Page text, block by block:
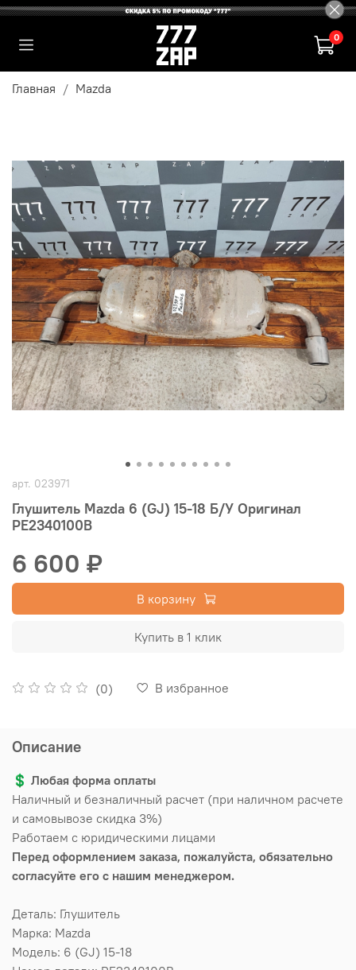
0
Главная Mazda
арт. 023971
Глушитель Mazda 6 (GJ) 15-18 Б/У Оригинал
PE2340100B
(0) В избранное
6 600 ₽
В корзину
Купить в 1 клик
Описание
💲 Любая форма оплаты
Наличный и безналичный расчет (при наличном расчете
и самовывозе скидка 3%)
Работаем с юридическими лицами
Перед оформлением заказа, пожалуйста, обязательно
согласуйте его с нашим менеджером.
Деталь: Глушитель
Марка: Mazda
Модель: 6 (GJ) 15-18